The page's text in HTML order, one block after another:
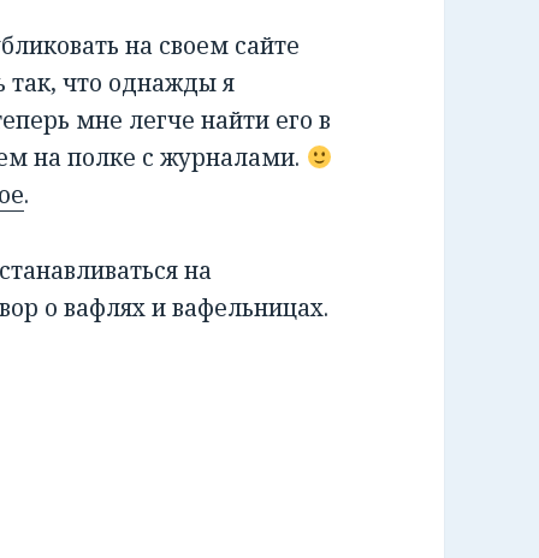
на своем сайте
так, что однажды я
мне легче найти его в
на полке с журналами.
.
на
о вафлях и вафельницах.